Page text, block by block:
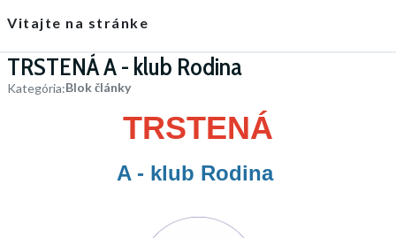
Vitajte na stránke
TRSTENÁ A - klub Rodina
Kategória:Blok články
TRSTENÁ
A - klub Rodina